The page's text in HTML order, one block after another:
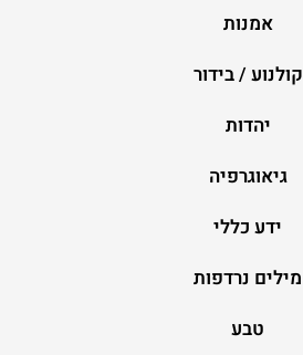
אמנות
קולנוע / בידור
יהדות
גיאוגרפיה
ידע כללי
מילים נרדפות
טבע